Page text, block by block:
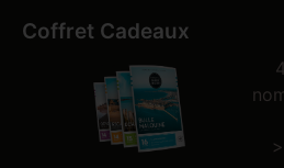
Coffret Cadeaux
>